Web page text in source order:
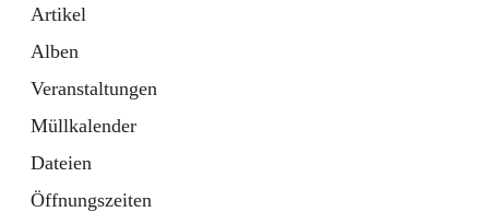
Artikel
Alben
Veranstaltungen
Müllkalender
Dateien
Öffnungszeiten
Gemeindeservice